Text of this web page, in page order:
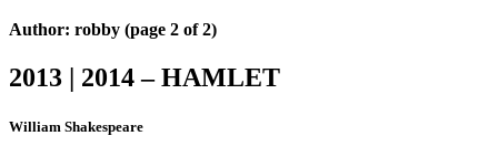
Author: robby (page 2 of 2)
2013 | 2014 – HAMLET
William Shakespeare